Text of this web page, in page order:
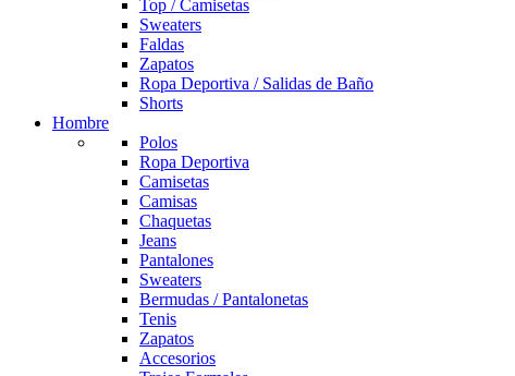
Top / Camisetas
Sweaters
Faldas
Zapatos
Ropa Deportiva / Salidas de Baño
Shorts
Hombre
Polos
Ropa Deportiva
Camisetas
Camisas
Chaquetas
Jeans
Pantalones
Sweaters
Bermudas / Pantalonetas
Tenis
Zapatos
Accesorios